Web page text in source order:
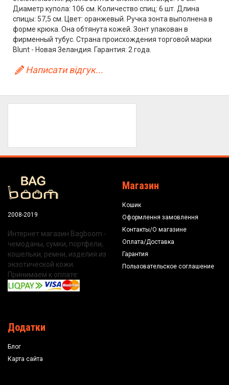
Диаметр купола: 106 см. Количество спиц: 6 шт. Длина
спицы: 57,5 см. Цвет: оранжевый. Ручка зонта выполнена в
форме крюка. Она обтянута кожей. Зонт упакован в
фирменный тубус. Страна происхождения торговой марки
Blunt - Новая Зеландия. Гарантия: 2 года.
Написати відгук...
2008-2019
Интернет магазин Bagboom -
чемоданы, сумки, портфели,
кошельки, ремни, изделия из
экзотической кожи.
Принимаем к оплате:
Магазин
Кошик
Оформлення замовлення
Контакты/О магазине
Оплата/Доставка
Гарантия
Пользовательское соглашение
Додатки
Блог
Карта сайта